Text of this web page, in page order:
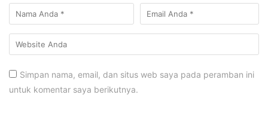
Simpan nama, email, dan situs web saya pada peramban ini
untuk komentar saya berikutnya.